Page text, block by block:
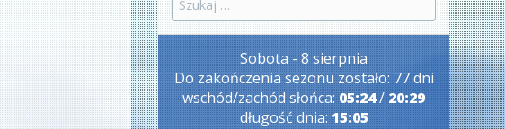
Sobota - 8 sierpnia
Do zakończenia sezonu zostało: 77 dni
wschód/zachód słońca:05:24/20:29
długość dnia:15:05